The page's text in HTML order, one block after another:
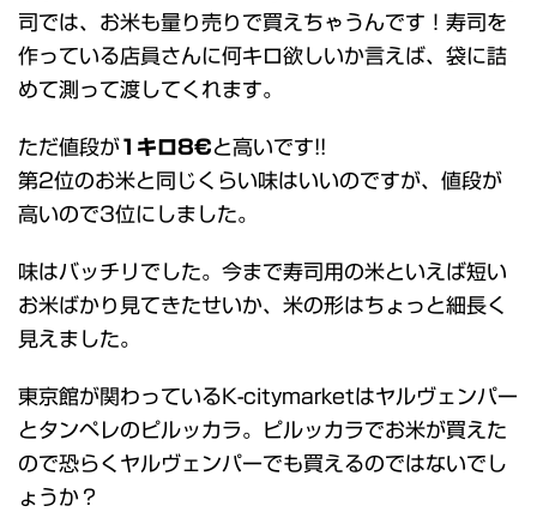
司では、お米も量り売りで買えちゃうんです！寿司を
作っている店員さんに何キロ欲しいか言えば、袋に詰
めて測って渡してくれます。
ただ値段が1キロ8€と高いです!!
第2位のお米と同じくらい味はいいのですが、値段が
高いので3位にしました。
味はバッチリでした。今まで寿司用の米といえば短い
お米ばかり見てきたせいか、米の形はちょっと細長く
見えました。
東京館が関わっているK-citymarketはヤルヴェンパー
とタンペレのピルッカラ。ピルッカラでお米が買えた
ので恐らくヤルヴェンパーでも買えるのではないでし
ょうか？